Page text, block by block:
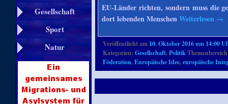
Gesellschaft
Sport
Natur
EU-Länder richten, sondern muss die
dort lebenden MenschenWeiterlesen →
Veröffentlicht am 10. Oktober 2016 um 14:00
Kategorien:Gesellschaft,Politik
Föderation,Europäische Idee,europäische